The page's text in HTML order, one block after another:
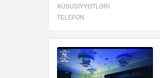
XÜSUSIYYƏTLƏRI
TELEFON